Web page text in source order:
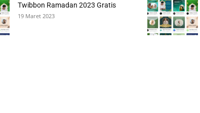
Twibbon Ramadan 2023 Gratis
19 Maret 2023